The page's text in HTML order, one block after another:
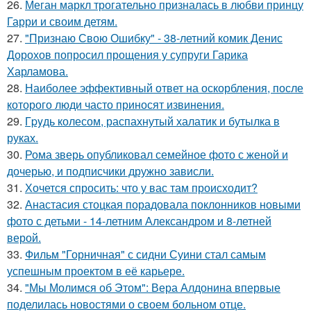
26. Меган маркл трогательно призналась в любви принцу
Гарри и своим детям.
27. "Признаю Свою Ошибку" - 38-летний комик Денис
Дорохов попросил прощения у супруги Гарика
Харламова.
28. Наиболее эффективный ответ на оскорбления, после
которого люди часто приносят извинения.
29. Гpyдь колесом, распахнутый халатик и бутылка в
руках.
30. Рома зверь опубликовал семейное фото с женой и
дочерью, и подписчики дружно зависли.
31. Хочется спросить: что у вас там происходит?
32. Анастасия стоцкая порадовала поклонников новыми
фото с детьми - 14-летним Александром и 8-летней
верой.
33. Фильм "Горничная" с сидни Суини стал самым
успешным проектом в её карьере.
34. "Мы Молимся об Этом": Вера Алдонина впервые
поделилась новостями о своем больном отце.